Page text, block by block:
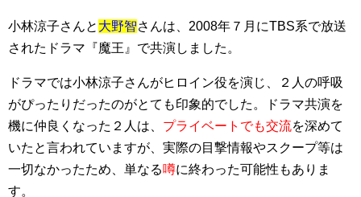
小林涼子さんと 大野智さんは、2008年７月にTBS系で放送
されたドラマ『魔王』で共演しました。
ドラマでは小林涼子さんがヒロイン役を演じ、２人の呼吸
がぴったりだったのがとても印象的でした。ドラマ共演を
機に仲良くなった２人は、 プライベートでも交流を深めて
いたと言われていますが、実際の目撃情報やスクープ等は
一切なかったため、単なる噂に終わった可能性もありま
す。